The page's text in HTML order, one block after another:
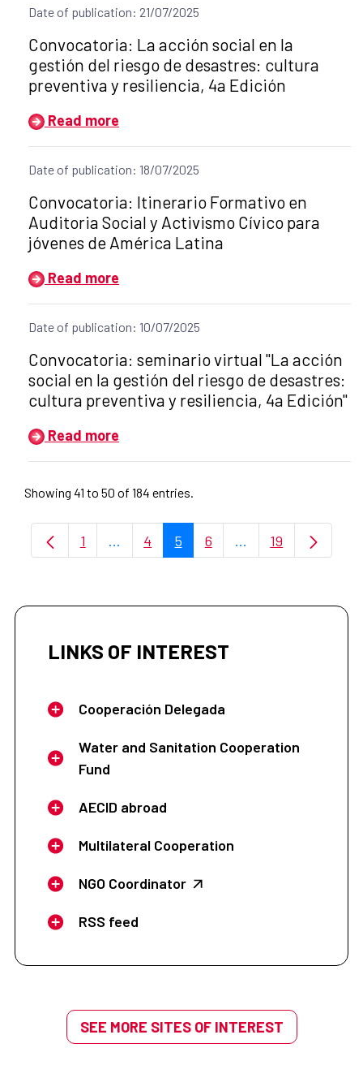
Date of publication: 21/07/2025
Title of the announcement:
Convocatoria: La acción social en la
gestión del riesgo de desastres: cultura
preventiva y resiliencia, 4a Edición
Read more
Date of publication: 18/07/2025
Title of the announcement:
Convocatoria: Itinerario Formativo en
Auditoria Social y Activismo Cívico para
jóvenes de América Latina
Read more
Date of publication: 10/07/2025
Title of the announcement:
Convocatoria: seminario virtual "La acción
social en la gestión del riesgo de desastres:
cultura preventiva y resiliencia, 4a Edición"
Read more
Showing 41 to 50 of 184 entries.
Page
1 ...Intermediate Pages Use TAB to
Page
4 Page
5 Page
6 ...Intermediate
Page
19
LINKS OF INTEREST
Cooperación Delegada
Water and Sanitation Cooperation
Fund
AECID abroad
Multilateral Cooperation
NGO Coordinator
RSS feed
SEE MORE SITES OF INTEREST